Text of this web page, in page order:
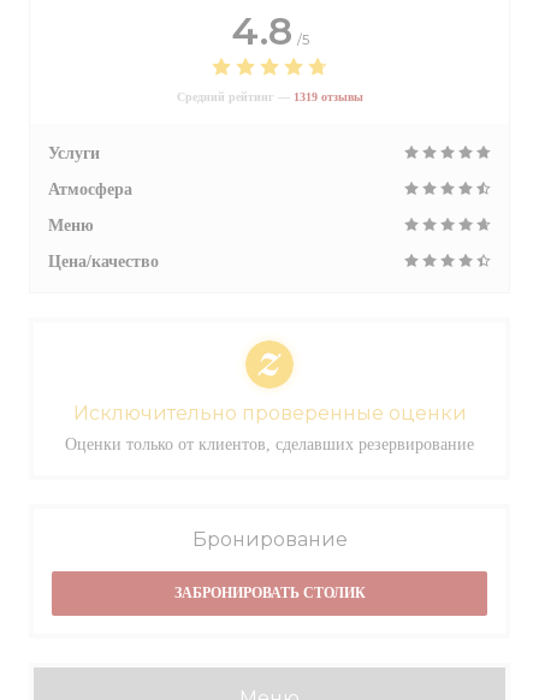
4.8 /5
Средний рейтинг — 1319 отзывы
Услуги
Атмосфера
Меню
Цена/качество
Исключительно проверенные оценки
Оценки только от клиентов, сделавших резервирование
Бронирование
ЗАБРОНИРОВАТЬ СТОЛИК